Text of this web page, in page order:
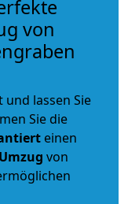
von
und lassen Sie
Sie die
einen
Umzug von